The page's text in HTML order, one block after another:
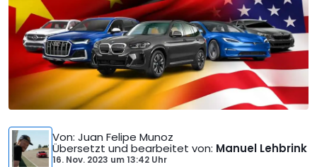
Von: Juan Felipe Munoz
Übersetzt und bearbeitet von: Manuel Lehbrink
16. Nov. 2023 um13:42 Uhr